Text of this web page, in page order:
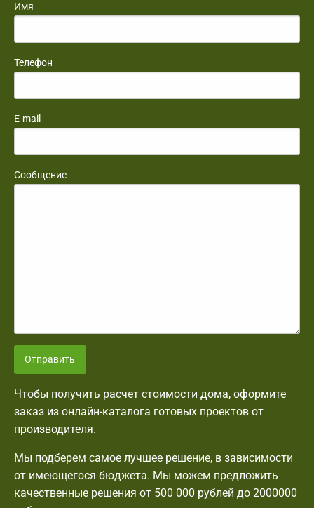
Имя
Телефон
E-mail
Сообщение
Отправить
Чтобы получить расчет стоимости дома, оформите
заказ из онлайн-каталога готовых проектов от
производителя.
Мы подберем самое лучшее решение, в зависимости
от имеющегося бюджета. Мы можем предложить
качественные решения от 500 000 рублей до 2000000